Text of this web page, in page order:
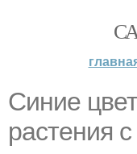
Синие
растения